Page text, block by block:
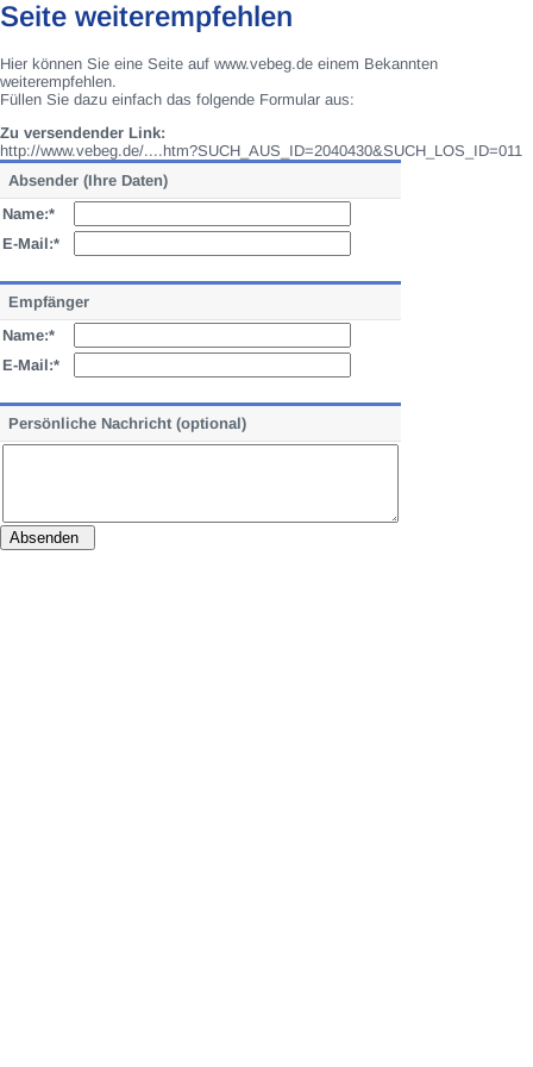
Seite weiterempfehlen
Hier können Sie eine Seite auf www.vebeg.de einem Bekannten
weiterempfehlen.
Füllen Sie dazu einfach das folgende Formular aus:
Zu versendender Link:
http://www.vebeg.de/....htm?SUCH_AUS_ID=2040430&SUCH_LOS_ID=011
Absender (Ihre Daten)
Name:*
E-Mail:*
Empfänger
Name:*
E-Mail:*
Persönliche Nachricht (optional)